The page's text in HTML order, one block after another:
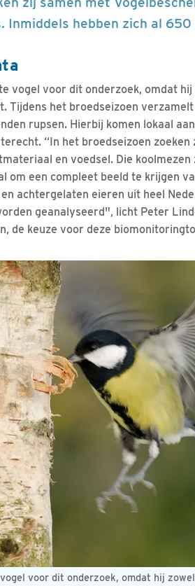
Inmiddels hebben zich al
vogel voor dit onderzoek, omdat
Tijdens het broedseizoen
rupsen. Hierbij komen lokaal
“In het broedseizoen
en voedsel. Die
om een compleet beeld te krijgen
achtergelaten eieren uit heel
geanalyseerd", licht Peter
de keuze voor deze
voor dit onderzoek, omdat hij